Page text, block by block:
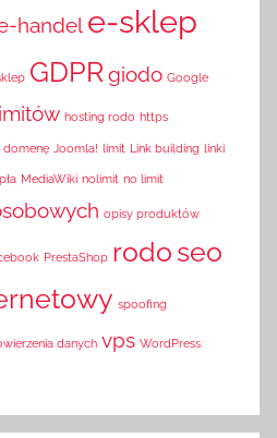
handel e-sklep
GDPRgiodo Google
hosting rodo https
domenę Joomla! limit Link building linki
MediaWiki nolimit no limit
opisy produktów
PrestaShop rodo seo
spoofing
danych vps WordPress